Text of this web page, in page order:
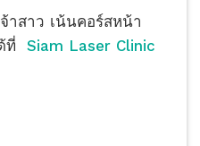
าสาว เน้นคอร์สหน้า
ด้ที่Siam Laser Clinic